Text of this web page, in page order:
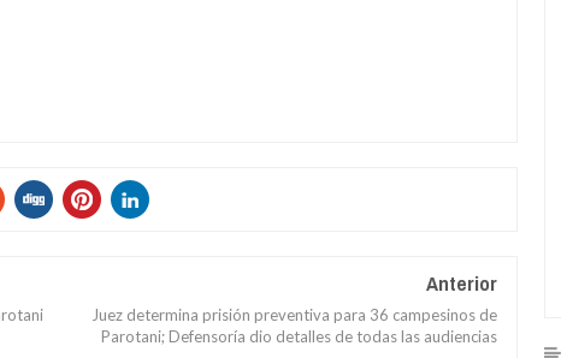
Anterior
Juez determina prisión preventiva para 36 campesinos de
Parotani; Defensoría dio detalles de todas las audiencias